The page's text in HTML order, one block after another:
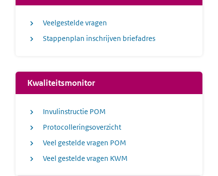
Veelgestelde vragen
Stappenplan inschrijven briefadres
Kwaliteitsmonitor
Invulinstructie POM
Protocolleringsoverzicht
Veel gestelde vragen POM
Veel gestelde vragen KWM